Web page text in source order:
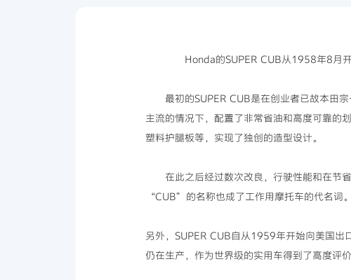
Honda的SUPER CUB从1958年8月开
最初的SUPER CUB是在创业者已故本田宗
主流的情况下，配置了非常省油和高度可靠的
塑料护腿板等，实现了独创的造型设计。
在此之后经过数次改良，行驶性能和在节省
“CUB”的名称也成了工作用摩托车的代名词。
另外，SUPER CUB自从1959年开始向美国
仍在生产，作为世界级的实用车得到了高度评价